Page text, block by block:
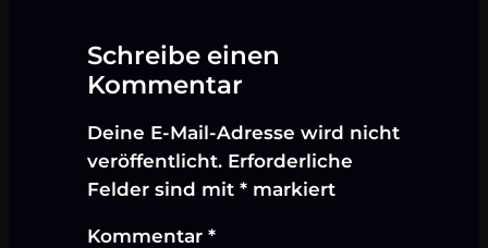
Schreibe einen
Kommentar
Deine E-Mail-Adresse wird nicht
veröffentlicht. Erforderliche
Felder sind mit *markiert
Kommentar *